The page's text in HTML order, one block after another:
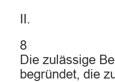
II.
8
Die zulässige
begründet, die